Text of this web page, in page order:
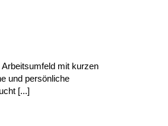
mit kurzen
und persönliche
[...]